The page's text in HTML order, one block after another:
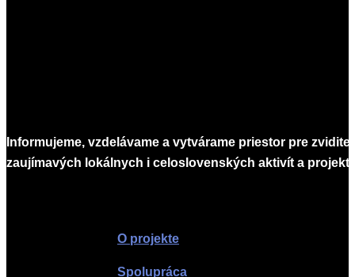
Informujeme, vzdelávame a vytvárame priestor pre
zaujímavých lokálnych i celoslovenských aktivít a
O projekte
Spolupráca